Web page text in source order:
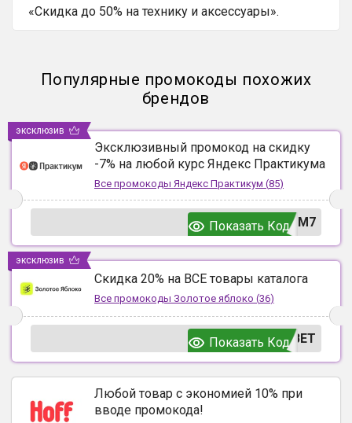
«Скидка до 50% на технику и аксессуары».
Популярные промокоды похожих
брендов
Эксклюзивный промокод на скидку
-7% на любой курс Яндекс Практикума
Все промокоды Яндекс Практикум (85)
UM7
Показать Код
эксклюзив
Скидка 20% на ВСЕ товары каталога
Все промокоды Золотое яблоко (36)
ВЕТ
Показать Код
эксклюзив
Любой товар с экономией 10% при
вводе промокода!